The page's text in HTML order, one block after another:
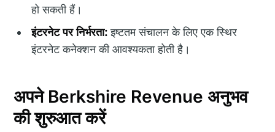
हो सकती हैं।
इंटरनेट पर निर्भरता:इष्टतम संचालन के लिए एक स्थिर
इंटरनेट कनेक्शन की आवश्यकता होती है।
अपने Berkshire Revenue अनुभव
की शुरुआत करें